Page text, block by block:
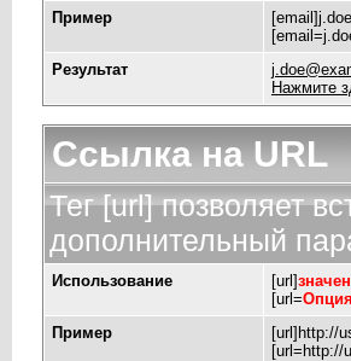
Пример [email]
[
Результат
Нажмите
Ссылка на URL
Тег [url] позволяет
дополнительный
Использование [url]
[url=Опция
Пример
[url]http://
[url=http://